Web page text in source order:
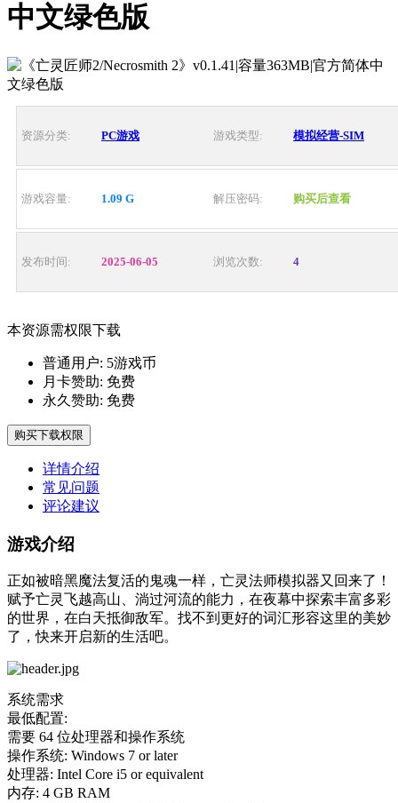
中文绿色版
资源分类: PC游戏 游戏类型: 模拟经营-SIM
游戏容量: 1.09 G 解压密码: 购买后查看
发布时间: 2025-06-05 浏览次数: 4
本资源需权限下载
普通用户: 5游戏币
月卡赞助: 免费
永久赞助: 免费
购买下载权限
详情介绍
常见问题
评论建议
游戏介绍
正如被暗黑魔法复活的鬼魂一样，亡灵法师模拟器又回来了！
赋予亡灵飞越高山、淌过河流的能力，在夜幕中探索丰富多彩
的世界，在白天抵御敌军。找不到更好的词汇形容这里的美妙
了，快来开启新的生活吧。
系统需求
最低配置:
需要 64 位处理器和操作系统
操作系统: Windows 7 or later
处理器: Intel Core i5 or equivalent
内存: 4 GB RAM